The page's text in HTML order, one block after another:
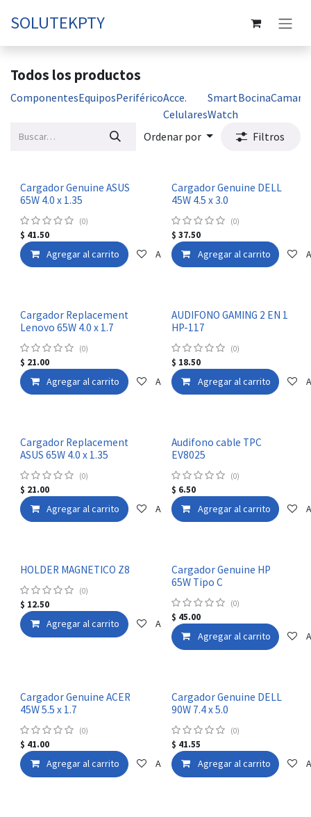
SOLUTEKPTY
Todos los productos
ComponentesEquiposPeriféricoAcce.
Celulares
Smart
Watch
Bocina
Ordenar por Filtros
Cargador Genuine ASUS
65W 4.0 x 1.35
(0)
$ 41.50
Agregar al carrito Agregar a la lista de deseos
Cargador Genuine DELL
45W 4.5 x 3.0
(0)
$ 37.50
Agregar al carrito
Cargador Replacement
Lenovo 65W 4.0 x 1.7
(0)
$ 21.00
Agregar al carrito Agregar a la lista de deseos
AUDIFONO GAMING 2 EN 1
HP-117
(0)
$ 18.50
Agregar al carrito
Cargador Replacement
ASUS 65W 4.0 x 1.35
(0)
$ 21.00
Agregar al carrito Agregar a la lista de deseos
Audifono cable TPC
EV8025
(0)
$ 6.50
Agregar al carrito
HOLDER MAGNETICO Z8
(0)
$ 12.50
Agregar al carrito Agregar a la lista de deseos
Cargador Genuine HP
65W Tipo C
(0)
$ 45.00
Agregar al carrito
Cargador Genuine ACER
45W 5.5 x 1.7
(0)
$ 41.00
Agregar al carrito Agregar a la lista de deseos
Cargador Genuine DELL
90W 7.4 x 5.0
(0)
$ 41.55
Agregar al carrito